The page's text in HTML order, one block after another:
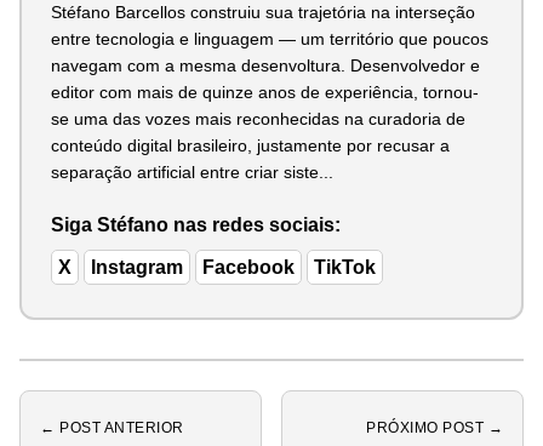
Stéfano Barcellos construiu sua trajetória na interseção
entre tecnologia e linguagem — um território que poucos
navegam com a mesma desenvoltura. Desenvolvedor e
editor com mais de quinze anos de experiência, tornou-
se uma das vozes mais reconhecidas na curadoria de
conteúdo digital brasileiro, justamente por recusar a
separação artificial entre criar siste...
Siga Stéfano nas redes sociais:
X Instagram Facebook TikTok
← POST ANTERIOR PRÓXIMO POST →